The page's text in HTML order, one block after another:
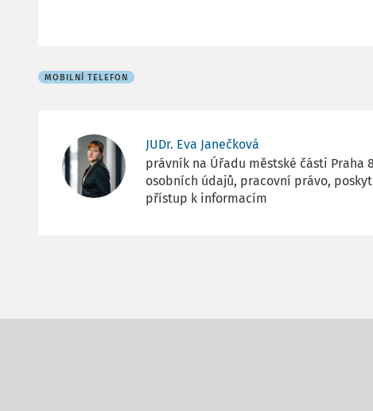
MOBILNÍ TELEFON
JUDr. Eva Janečková
právník na Úřadu městské části Praha
osobních údajů, pracovní právo,
přístup k informacím